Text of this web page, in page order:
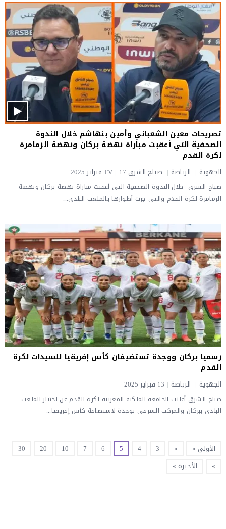
تصريحات معين الشعباني وأمين بنهاشم خلال الندوة
الصحفية التي أعقبت مباراة نهضة بركان ونهضة الزمامرة
لكرة القدم
الجهوية الرياضة صباح الشرق TV 17 فبراير 2025
صباح الشرق خلال الندوة الصحفية التي أعقبت مباراة نهضة بركان ونهضة
الزمامرة لكرة القدم والتي جرت أطوارها بالملعب البلدي...
رسميا بركان ووجدة تستضيفان كأس إفريقيا للسيدات لكرة
القدم
الجهوية الرياضة 13 فبراير 2025
صباح الشرق أعلنت الجامعة الملكية المغربية لكرة القدم عن اختيار الملعب
البلدي ببركان والمركب الشرفي بوجدة لاستضافة كأس إفريقيا...
الأولى » «
3
4
5
6
7
10
20
30
»
الأخيرة »